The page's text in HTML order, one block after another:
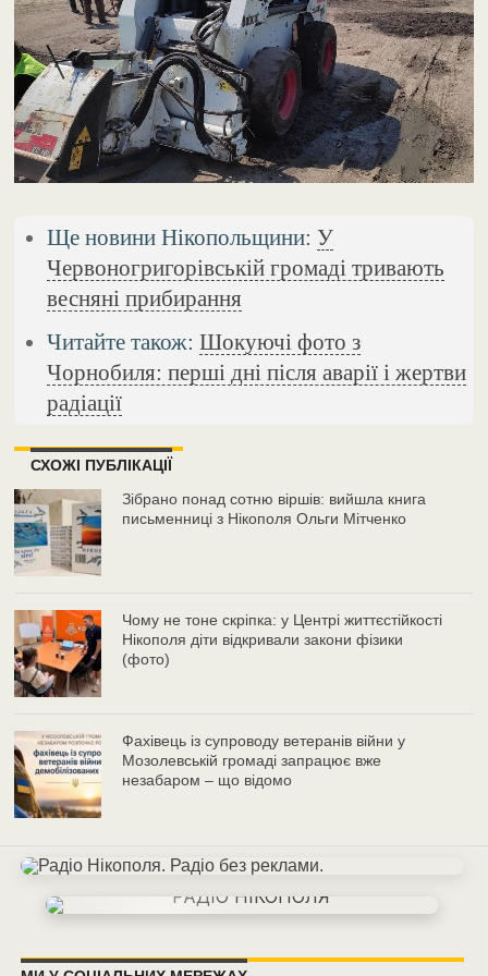
Ще новини Нікопольщини:У
Червоногригорівській громаді тривають
весняні прибирання
Читайте також:Шокуючі фото з
Чорнобиля: перші дні після аварії і жертви
радіації
СХОЖІ ПУБЛІКАЦІЇ
Зібрано понад сотню віршів: вийшла книга
письменниці з Нікополя Ольги Мітченко
Чому не тоне скріпка: у Центрі життєстійкості
Нікополя діти відкривали закони фізики
(фото)
Фахівець із супроводу ветеранів війни у
Мозолевській громаді запрацює вже
незабаром – що відомо